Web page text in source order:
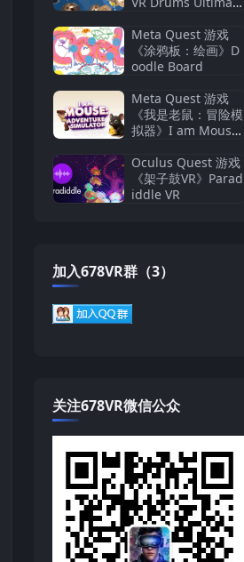
Meta Quest 游戏
《涂鸦板：绘画》D
oodle Board
Meta Quest 游戏
《我是老鼠：冒险模
拟器》I am Mouse :
or
Oculus Quest 游戏
《架子鼓VR》Parad
iddle VR
加入678VR群（3）
关注678VR微信公众